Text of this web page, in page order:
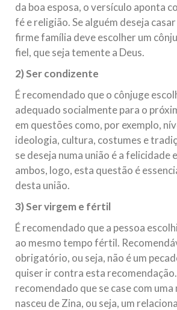
da boa esposa, o versículo aponta
fé e religião. Se alguém deseja
firme família deve escolher um
fiel, que seja temente a Deus.
2) Ser condizente
É recomendado que o cônjuge
adequado socialmente para o
em questões como, por exemplo,
ideologia, cultura, costumes e
se deseja numa união é a felicidade
ambos, logo, esta questão é
desta união.
3) Ser virgem e fértil
É recomendado que a pessoa
ao mesmo tempo fértil.
obrigatório, ou seja, não é um
quiser ir contra esta
recomendado que se case com uma
nasceu de Zina, ou seja, um